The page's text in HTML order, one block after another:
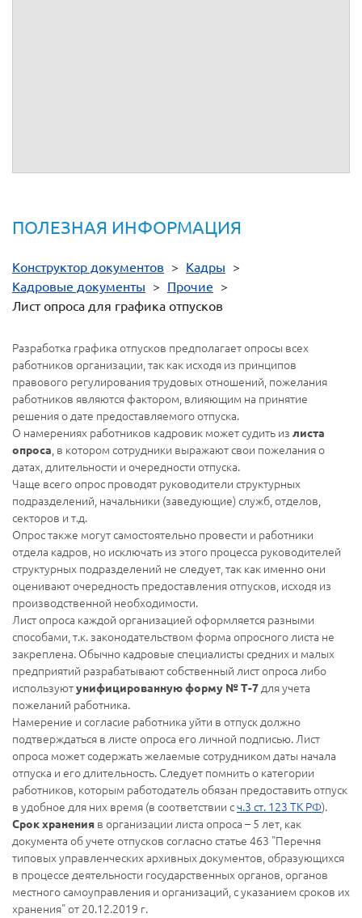
ПОЛЕЗНАЯ ИНФОРМАЦИЯ
Конструктор документов > Кадры >
Кадровые документы > Прочие >
Лист опроса для графика отпусков
Разработка графика отпусков предполагает опросы всех
работников организации, так как исходя из принципов
правового регулирования трудовых отношений, пожелания
работников являются фактором, влияющим на принятие
решения о дате предоставляемого отпуска.
О намерениях работников кадровик может судить из листа
опроса, в котором сотрудники выражают свои пожелания о
датах, длительности и очередности отпуска.
Чаще всего опрос проводят руководители структурных
подразделений, начальники (заведующие) служб, отделов,
секторов и т.д.
Опрос также могут самостоятельно провести и работники
отдела кадров, но исключать из этого процесса руководителей
структурных подразделений не следует, так как именно они
оценивают очередность предоставления отпусков, исходя из
производственной необходимости.
Лист опроса каждой организацией оформляется разными
способами, т.к. законодательством форма опросного листа не
закреплена. Обычно кадровые специалисты средних и малых
предприятий разрабатывают собственный лист опроса либо
используютунифицированную форму № Т-7для учета
пожеланий работника.
Намерение и согласие работника уйти в отпуск должно
подтверждаться в листе опроса его личной подписью. Лист
опроса может содержать желаемые сотрудником даты начала
отпуска и его длительность. Следует помнить о категории
работников, которым работодатель обязан предоставить отпуск
в удобное для них время (в соответствии сч.3 ст. 123 ТК РФ).
Срок хранения в организации листа опроса – 5 лет, как
документа об учете отпусков согласно статье 463 "Перечня
типовых управленческих архивных документов, образующихся
в процессе деятельности государственных органов, органов
местного самоуправления и организаций, с указанием сроков их
хранения" от 20.12.2019 г.